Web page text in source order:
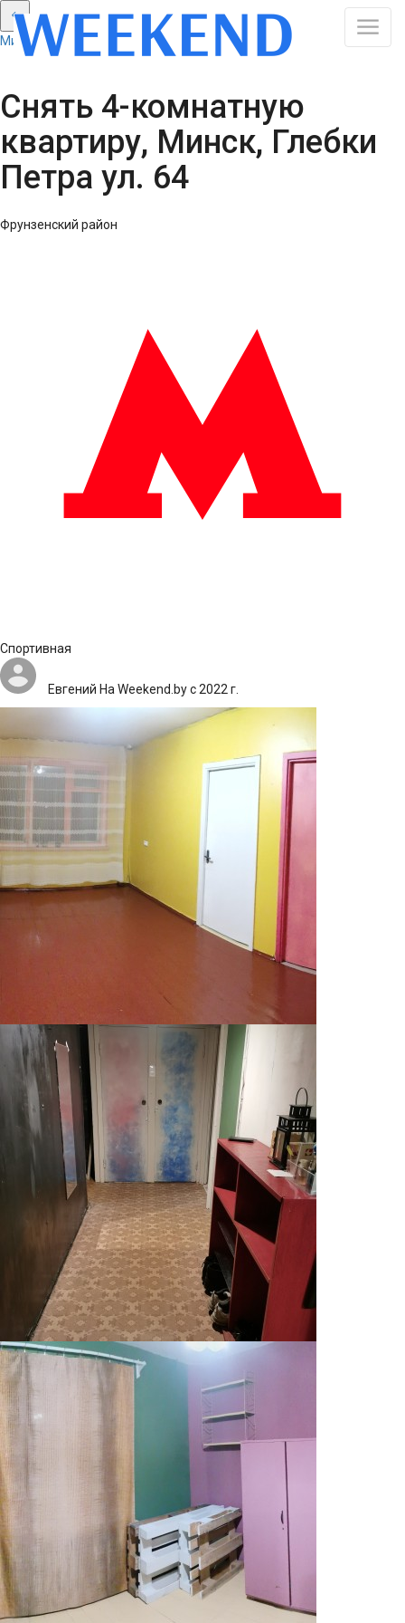
Минск: Смотреть все результаты
Снять 4-комнатную
квартиру, Минск, Глебки
Петра ул. 64
Фрунзенский район
Спортивная
Евгений На Weekend.by с 2022 г.